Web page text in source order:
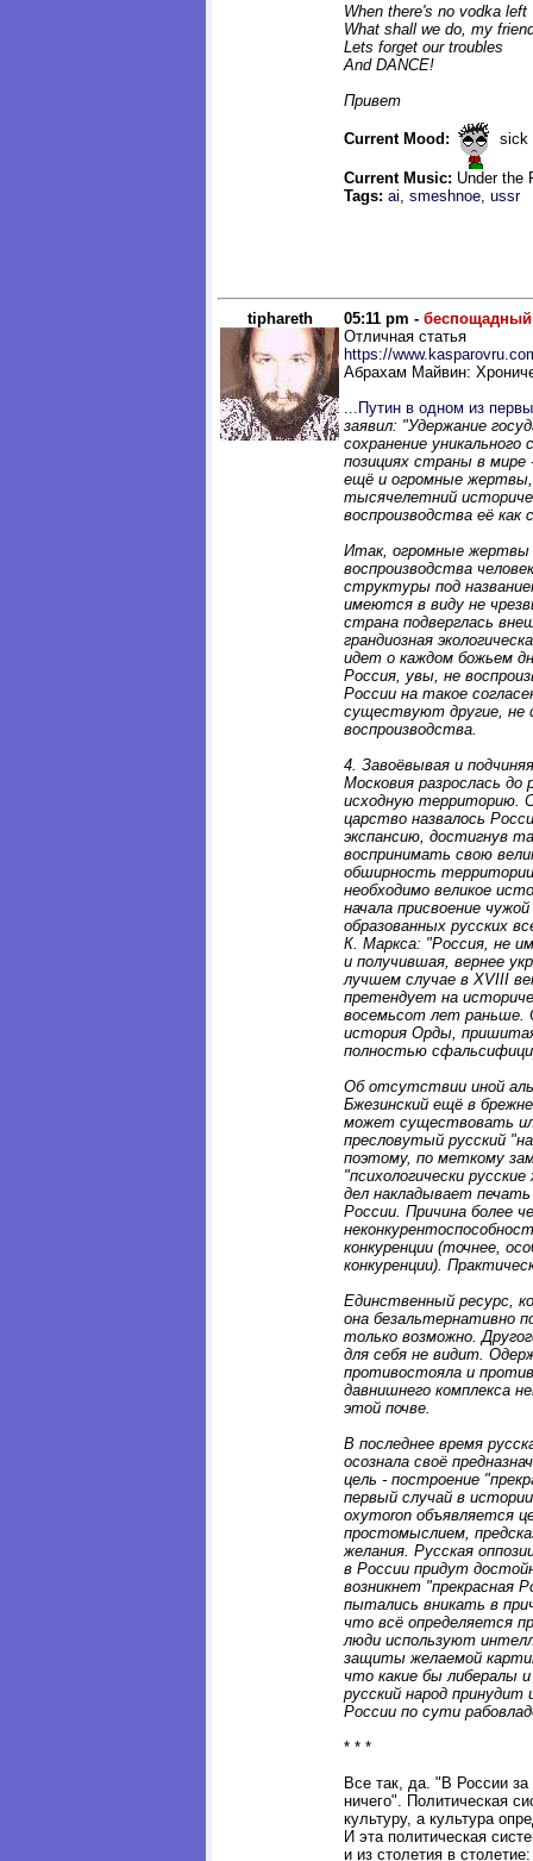
When there's no vodka left
What shall we do, my
Lets forget our troubles
And DANCE!
Привет
Current Mood: sick
Current Music: Under the
Tags: ai smeshnoe ussr
tiphareth 05:11 pm -
Отличная статья
https://
Абрахам Майвин:
...Путин в одном из
заявил: "Удержание
сохранение
позициях страны в
ещё и огромные
тысячелетний
воспроизводства её как
Итак, огромные жертвы
воспроизводства
структуры под
имеются в виду не
страна подверглась
грандиозная
идет о каждом божьем
Россия, увы, не
России на такое
существуют другие, не
воспроизводства.
4. Завоёвывая и
Московия разрослась
исходную территорию.
царство назвалось
экспансию, достигнув
воспринимать свою
обширность
необходимо великое
начала присвоение
образованных русских
К. Маркса: "Россия, не
и получившая, вернее
лучшем случае в XVIII
претендует на
восемьсот лет раньше.
история Орды,
полностью
Об отсутствии иной
Бжезинский ещё в
может существовать
пресловутый русский
поэтому, по меткому
"психологически
дел накладывает
России. Причина более
конкуренции (точнее,
конкуренции).
Единственный ресурс,
она безальтернативно
только возможно.
для себя не видит.
противостояла и
давнишнего комплекса
этой почве.
В последнее время
осознала своё
цель - построение
первый случай в
oxymoron объявляется
простомыслием,
желания. Русская
в России придут
возникнет "прекрасная
пытались вникать в
что всё определяется
люди используют
защиты желаемой
что какие бы либералы
русский народ
России по сути
* * *
Все так, да. "В России
ничего". Политическая
культуру, а культура
И эта политическая
и из столетия в